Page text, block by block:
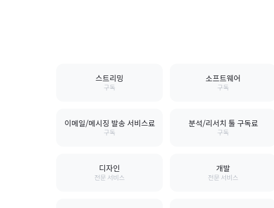
스트리밍
구독
소프트웨어
구독
이메일/메시징 발송 서비스료
구독
분석/리서치 툴 구독료
구독
디자인
전문 서비스
개발
전문 서비스